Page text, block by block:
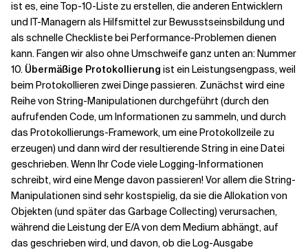
ist es, eine Top-10-Liste zu erstellen, die anderen Entwicklern
und IT-Managern als Hilfsmittel zur Bewusstseinsbildung und
als schnelle Checkliste bei Performance-Problemen dienen
kann. Fangen wir also ohne Umschweife ganz unten an: Nummer
10. Übermäßige Protokollierung ist ein Leistungsengpass, weil
beim Protokollieren zwei Dinge passieren. Zunächst wird eine
Reihe von String-Manipulationen durchgeführt (durch den
aufrufenden Code, um Informationen zu sammeln, und durch
das Protokollierungs-Framework, um eine Protokollzeile zu
erzeugen) und dann wird der resultierende String in eine Datei
geschrieben. Wenn Ihr Code viele Logging-Informationen
schreibt, wird eine Menge davon passieren! Vor allem die String-
Manipulationen sind sehr kostspielig, da sie die Allokation von
Objekten (und später das Garbage Collecting) verursachen,
während die Leistung der E/A von dem Medium abhängt, auf
das geschrieben wird, und davon, ob die Log-Ausgabe